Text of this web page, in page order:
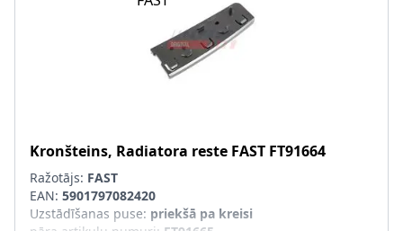
Kronšteins, Radiatora reste FAST FT91664
Ražotājs: FAST
EAN: 5901797082420
Uzstādīšanas puse: priekšā pa kreisi